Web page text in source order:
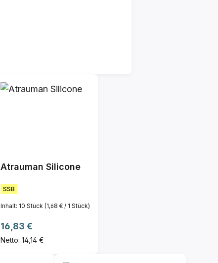
Atrauman Silicone
SSB
Inhalt: 10 Stück (1,68 € / 1 Stück)
Regulärer Preis:
16,83 €
Netto: 14,14 €